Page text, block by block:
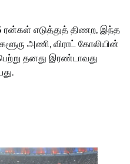
ரன்கள் எடுத்துத் திணற, இந்த
அணி, விராட் கோலியின்
தனது இரண்டாவது